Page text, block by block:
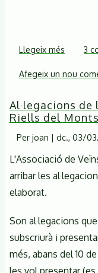
Llegeix més sobre
de
3
Afegeix un nou
Al·legacions
Riells del
Per joan | dc., 03/
L'Associació de
arribar les
elaborat.
Son al·legacions
subscriurà i
més, abans del 10
les vol presentar